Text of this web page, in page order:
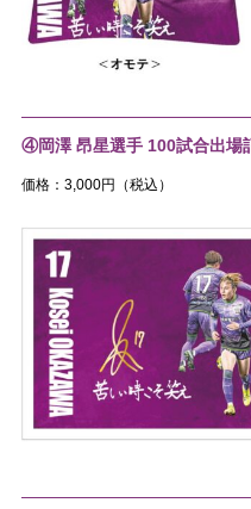
④岡澤 昂星選手 100試合出場
価格：3,000円（税込）